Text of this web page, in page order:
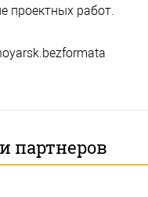
проектных работ.
партнеров